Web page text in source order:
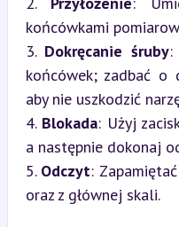
końcówkami
3. Dokręcanie śruby:
końcówek; zadbać o
aby nie uszkodzić
4. Blokada: Użyj
a następnie dokonaj
5. Odczyt:
oraz z głównej skali.